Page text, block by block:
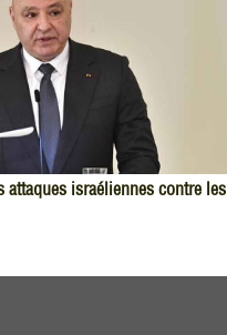
attaques israéliennes contre les